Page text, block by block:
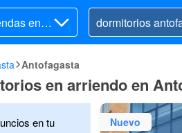
en ar
Antofagasta
en arriendo en
en tu
Nuevo